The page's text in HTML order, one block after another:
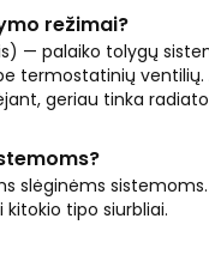
režimai?
— palaiko tolygų
termostatinių
geriau tinka
slėginėms
tipo siurbliai.